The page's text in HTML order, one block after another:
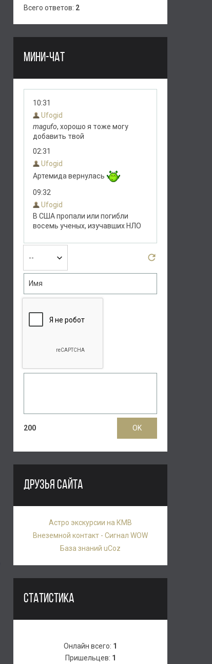
Всего ответов: 2
МИНИ-ЧАТ
200
ДРУЗЬЯ САЙТА
Астро экскурсии на КМВ
Внеземной контакт - Сигнал WOW
База знаний uCoz
СТАТИСТИКА
Онлайн всего: 1
Пришельцев: 1